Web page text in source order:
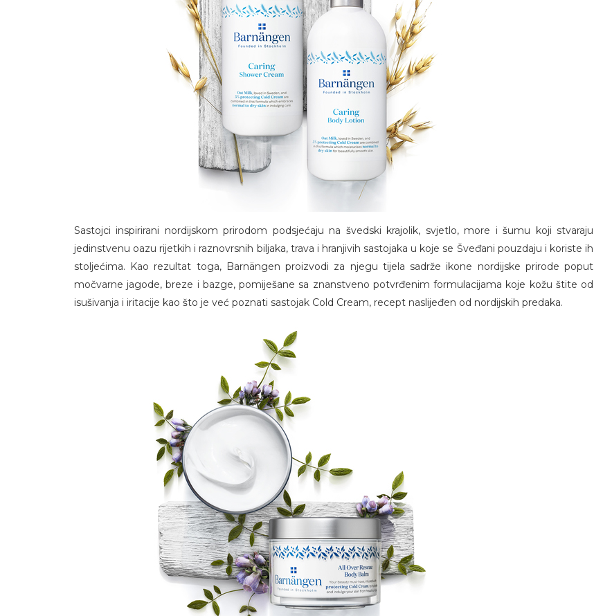
Sastojci inspirirani nordijskom prirodom podsjećaju na švedski krajolik, svjetlo, more i šumu koji stvaraju
jedinstvenu oazu rijetkih i raznovrsnih biljaka, trava i hranjivih sastojaka u koje se Šveđani pouzdaju i koriste ih
stoljećima. Kao rezultat toga, Barnängen proizvodi za njegu tijela sadrže ikone nordijske prirode poput
močvarne jagode, breze i bazge, pomiješane sa znanstveno potvrđenim formulacijama koje kožu štite od
isušivanja i iritacije kao što je već poznati sastojak Cold Cream, recept naslijeđen od nordijskih predaka.